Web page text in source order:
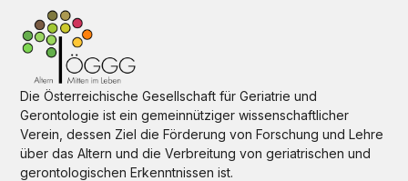
Die Österreichische Gesellschaft für Geriatrie und
Gerontologie ist ein gemeinnütziger wissenschaftlicher
Verein, dessen Ziel die Förderung von Forschung und Lehre
über das Altern und die Verbreitung von geriatrischen und
gerontologischen Erkenntnissen ist.